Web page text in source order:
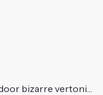
"Helemaal stijf van de bloem"